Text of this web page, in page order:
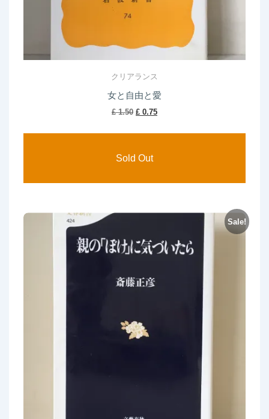
クリアランス
女と自由と愛
£1.50 Original
£ 1.50.
£ 0.75Current
Sale!